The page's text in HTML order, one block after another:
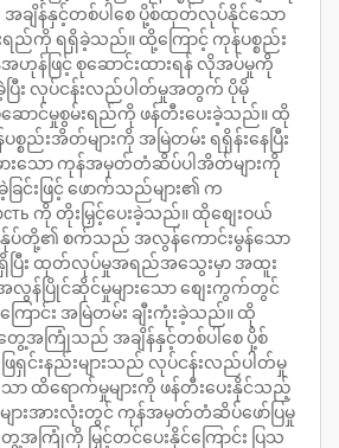
ျိန်နှင့်တစ်ပါစေ ပို့စ်ထုတ်လုပ်နိုင်သော
ရည်ကို ရရှိခဲ့သည်။ ထို့ကြောင့် ကုန်ပစ္စည်း
ဟုန်ဖြင့် စုဆောင်းထားရန် လိုအပ်မှုကို
ပြီး လုပ်ငန်းလည်ပါတ်မှုအတွက် ပိုမို
ောင်မှုစွမ်းရည်ကို ဖန်တီးပေးခဲ့သည်။ ထို
ည်းအိတ်များကို အမြဲတမ်း ရရှိန်းနေပြီး
းသော ကုန်အမှတ်တံဆိပ်ပါအိတ်များကို
ခြင်းဖြင့် ဖောက်သည်များ၏ က
ကို တိုးမြှင့်ပေးခဲ့သည်။ ထိုစျေးဝယ်
ပ်တို့၏ စက်သည် အလွန်ကောင်းမွန်သော
ပြီး ထုတ်လုပ်မှုအရည်အသွေးမှာ အထူး
အလွန်ပြိုင်ဆိုင်မှုများသော စျေးကွက်တွင်
ြောင်း အမြဲတမ်း ချီးကုံးခဲ့သည်။ ထို
ေ့အကြုံသည် အချိန်နှင့်တစ်ပါစေ ပို့စ်
ရှင်းနည်းများသည် လုပ်ငန်းလည်ပါတ်မှု
ထိရောက်မှုများကို ဖန်တီးပေးနိုင်သည့်
များအားလုံးတွင် ကုန်အမှတ်တံဆိပ်ဖော်ပြမှု
ကြုံကို မြှင့်တင်ပေးနိုင်ကြောင်း ပြသ